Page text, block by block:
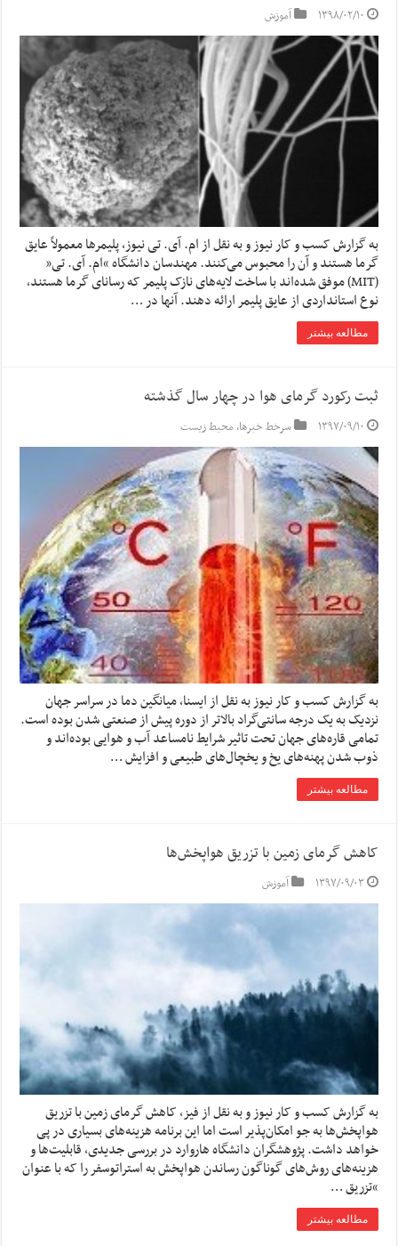
۱۳۹۸/۰۲/۱۰ آموزش
به گزارش کسب و کار نیوز و به نقل از ام. آی. تی نیوز، پلیمرها معمولاً عایق
گرما هستند و آن را محبوس می‌کنند. مهندسان دانشگاه “ام. آی. تی”
(MIT) موفق شده‌اند با ساخت لایه‌های نازک پلیمر که رسانای گرما هستند،
نوع استانداردی از عایق پلیمر ارائه دهند. آنها در …
مطالعه بیشتر
ثبت رکورد گرمای هوا در چهار سال گذشته
۱۳۹۷/۰۹/۱۰ سرخط خبرها,محیط زیست
به گزارش کسب و کار نیوز به نقل از ایسنا، میانگین دما در سراسر جهان
نزدیک به یک درجه سانتی‌گراد بالاتر از دوره پیش از صنعتی شدن بوده‌ است.
تمامی قاره‌های جهان تحت تاثیر شرایط نامساعد آب و هوایی بوده‌اند و
ذوب شدن پهنه‌های یخ و یخچال‌های طبیعی و افزایش …
مطالعه بیشتر
کاهش گرمای زمین با تزریق هواپخش‌ها
۱۳۹۷/۰۹/۰۳ آموزش
به گزارش کسب و کار نیوز و به نقل از فیز، کاهش گرمای زمین با تزریق
هواپخش‌ها به جو امکان‌پذیر است اما این برنامه هزینه‌های بسیاری در پی
خواهد داشت. پژوهشگران دانشگاه هاروارد در بررسی جدیدی، قابلیت‌ها و
هزینه‌های روش‌های گوناگون رساندن هواپخش به استراتوسفر را که با عنوان
“تزریق …
مطالعه بیشتر